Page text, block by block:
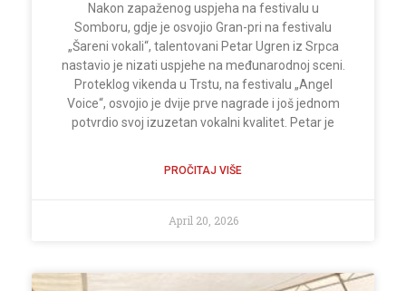
Nakon zapaženog uspjeha na festivalu u
Somboru, gdje je osvojio Gran-pri na festivalu
„Šareni vokali“, talentovani Petar Ugren iz Srpca
nastavio je nizati uspjehe na međunarodnoj sceni.
Proteklog vikenda u Trstu, na festivalu „Angel
Voice“, osvojio je dvije prve nagrade i još jednom
potvrdio svoj izuzetan vokalni kvalitet. Petar je
PROČITAJ VIŠE
April 20, 2026